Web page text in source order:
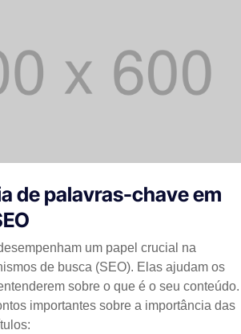
de palavras-chave em
um papel crucial na
de busca (SEO). Elas ajudam os
sobre o que é o seu conteúdo.
importantes sobre a importância das